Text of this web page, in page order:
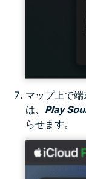
マップ上で
は、 Play
らせます。